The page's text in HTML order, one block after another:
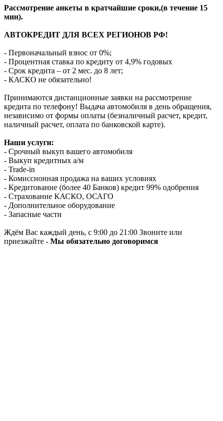
Рассмотрение анкеты в кратчайшие сроки,(в течение 15
мин).
АВТОКРЕДИТ ДЛЯ ВСЕХ РЕГИОНОВ РФ!
- Первоначальный взнос от 0%;
- Процентная ставка по кредиту от 4,9% годовых
- Срок кредита – от 2 мес. до 8 лет;
- КАСКО не обязательно!
Принимаются дистанционные заявки на рассмотрение
кредита по телефону! Выдача автомобиля в день обращения,
независимо от формы оплаты (безналичный расчет, кредит,
наличный расчет, оплата по банковской карте).
Наши услуги:
- Срочный выкуп вашего автомобиля
- Выкуп кредитных а/м
- Trade-in
- Комиссионная продажа на ваших условиях
- Кредитование (более 40 Банков) кредит 99% одобрения
- Страхование КАСКО, ОСАГО
- Дополнительное оборудование
- Запасные части
Ждём Вас каждый день, с 9:00 до 21:00 Звоните или
приезжайте - Мы обязательно договоримся